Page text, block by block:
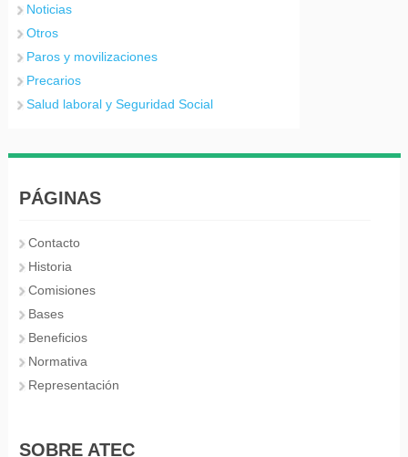
Noticias
Otros
Paros y movilizaciones
Precarios
Salud laboral y Seguridad Social
PÁGINAS
Contacto
Historia
Comisiones
Bases
Beneficios
Normativa
Representación
SOBRE ATEC